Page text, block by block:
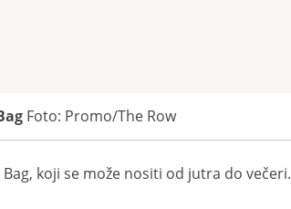
Foto: Promo/The Row
koji se može nositi od jutra do večeri.